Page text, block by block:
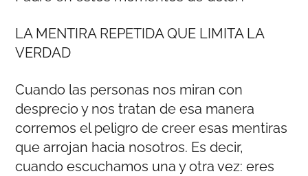
LA MENTIRA REPETIDA QUE LIMITA LA
VERDAD
Cuando las personas nos miran con
desprecio y nos tratan de esa manera
corremos el peligro de creer esas mentiras
que arrojan hacia nosotros. Es decir,
cuando escuchamos una y otra vez: eres